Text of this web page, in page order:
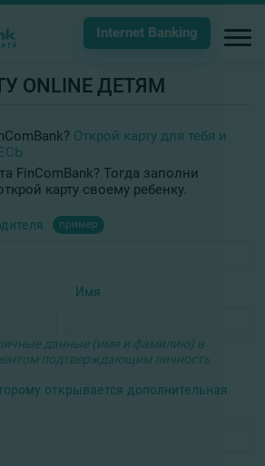
Internet Banking
ONLINE ДЕТЯМ
Открой карту для тебя и
FinComBank? Тогда заполни
карту своему ребенку.
пример
Имя
данные (имя и фамилию) в
подтверждающим личность
открывается дополнительная